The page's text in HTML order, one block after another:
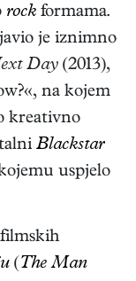
rock formama.
je iznimno
Day (2013),
na kojem
kreativno
Blackstar
uspjelo
(The Man